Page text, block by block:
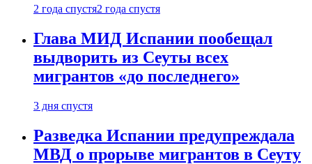
2 года спустя2 года спустя
Глава МИД Испании пообещал
выдворить из Сеуты всех
мигрантов «до последнего»
3 дня спустя
Разведка Испании предупреждала
МВД о прорыве мигрантов в Сеуту